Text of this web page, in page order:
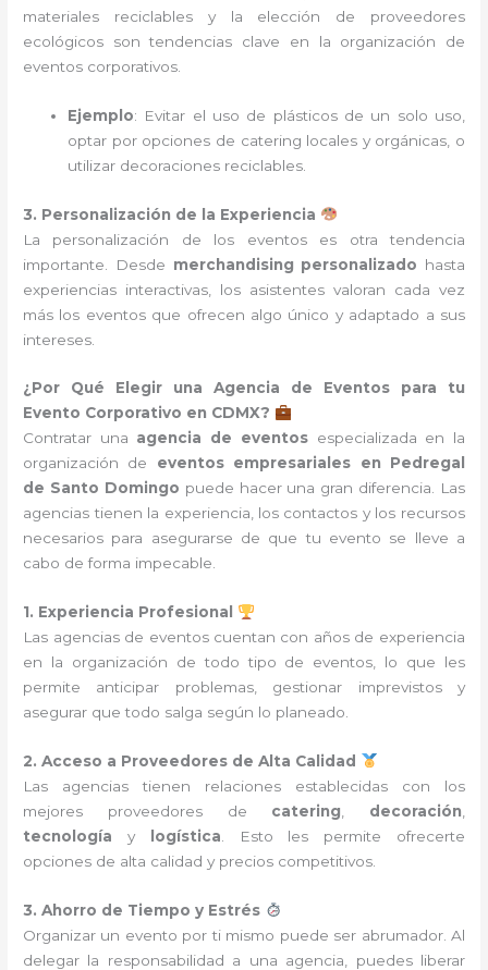
materiales reciclables y la elección de proveedores
ecológicos son tendencias clave en la organización de
eventos corporativos.
Ejemplo: Evitar el uso de plásticos de un solo uso,
optar por opciones de catering locales y orgánicas, o
utilizar decoraciones reciclables.
3. Personalización de la Experiencia
La personalización de los eventos es otra tendencia
importante. Desde merchandising personalizado hasta
experiencias interactivas, los asistentes valoran cada vez
más los eventos que ofrecen algo único y adaptado a sus
intereses.
¿Por Qué Elegir una Agencia de Eventos para tu
Evento Corporativo en CDMX?
Contratar una agencia de eventosespecializada en la
organización de eventos empresariales en Pedregal
de Santo Domingo puede hacer una gran diferencia. Las
agencias tienen la experiencia, los contactos y los recursos
necesarios para asegurarse de que tu evento se lleve a
cabo de forma impecable.
1. Experiencia Profesional
Las agencias de eventos cuentan con años de experiencia
en la organización de todo tipo de eventos, lo que les
permite anticipar problemas, gestionar imprevistos y
asegurar que todo salga según lo planeado.
2. Acceso a Proveedores de Alta Calidad
Las agencias tienen relaciones establecidas con los
mejores proveedores de catering decoración
tecnología y logística . Esto les permite ofrecerte
opciones de alta calidad y precios competitivos.
3. Ahorro de Tiempo y Estrés
Organizar un evento por ti mismo puede ser abrumador. Al
delegar la responsabilidad a una agencia, puedes liberar